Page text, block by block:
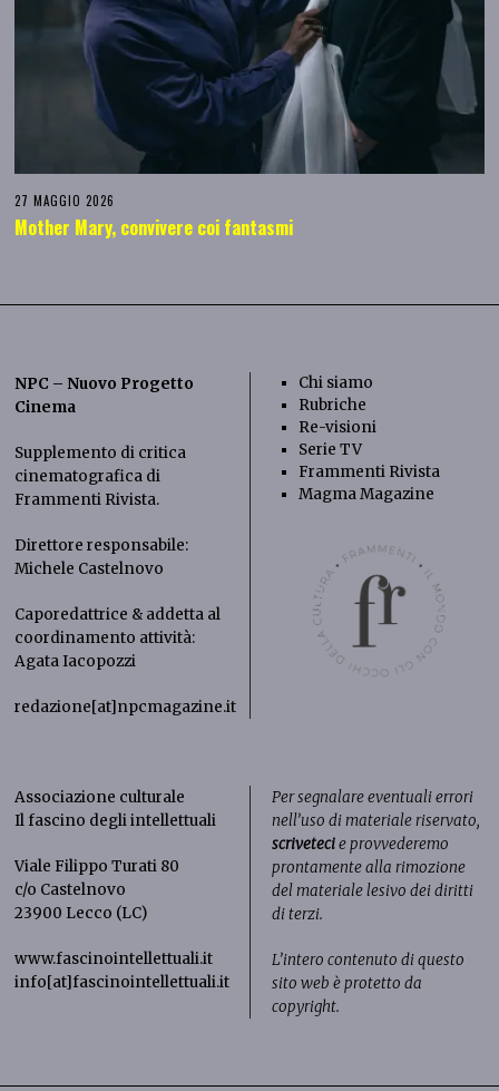
27 MAGGIO 2026
Mother Mary, convivere coi fantasmi
NPC – Nuovo Progetto
Cinema
Supplemento di critica
cinematografica di
Frammenti Rivista.
Direttore responsabile:
Michele Castelnovo
Caporedattrice & addetta al
coordinamento attività:
Agata Iacopozzi
redazione[at]npcmagazine.it
Chi siamo
Rubriche
Re-visioni
Serie TV
Frammenti Rivista
Magma Magazine
Associazione culturale
Il fascino degli intellettuali
Viale Filippo Turati 80
c/o Castelnovo
23900 Lecco (LC)
www.fascinointellettuali.it
info[at]fascinointellettuali.it
Per segnalare eventuali errori
nell’uso di materiale riservato,
scrivetecie provvederemo
prontamente alla rimozione
del materiale lesivo dei diritti
di terzi.
L’intero contenuto di questo
sito web è protetto da
copyright.